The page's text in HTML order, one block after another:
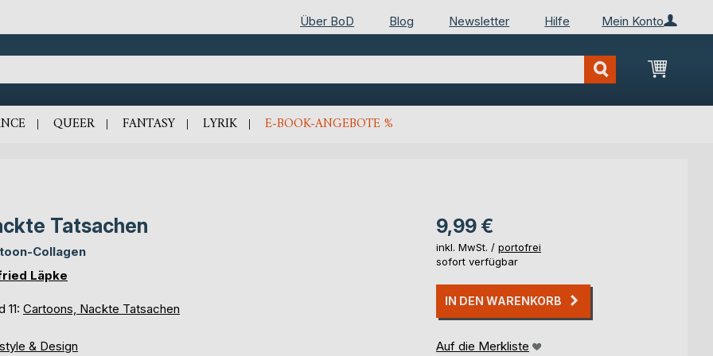
Mein Konto
Über BoD Blog Newsletter Hilfe
Mein
QUEER FANTASY LYRIK E-BOOK-ANGEBOTE %
Tatsachen
Collagen
Läpke
11: Cartoons, Nackte Tatsachen
& Design
9,99 €
inkl. MwSt. / portofrei
sofort verfügbar
IN DEN WARENKORB
Auf die Merkliste